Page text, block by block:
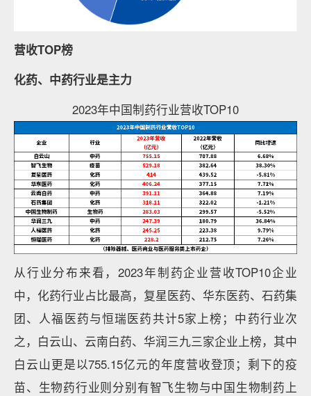
营收TOP榜
化药、中药行业是主力
2023年中国制药行业营收TOP10
从行业分布来看，2023年制药企业营收TOP10企业
中，化药行业占比最高，复星医药、华东医药、石药集
团、人福医药与恒瑞医药共计5家上榜；中药行业次
之，白云山、云南白药、华润三九三家企业上榜，其中
白云山更是以755.15亿元的年度营收登顶；剩下的疫
苗、生物药行业则分别有智飞生物与中国生物制药上